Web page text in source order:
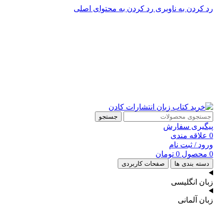
رد کردن به ناوبری رد کردن به محتوای اصلی
جستجو
پیگیری سفارش
0 علاقه مندی
ورود / ثبت نام
0 محصول 0 تومان
دسته بندی ها صفحات کاربردی
زبان انگلیسی
زبان آلمانی